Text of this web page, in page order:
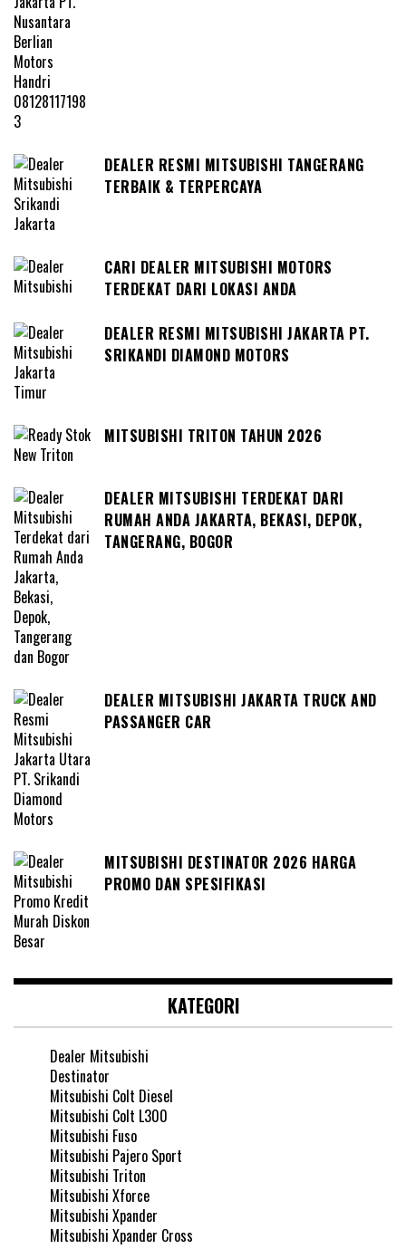
DEALER RESMI MITSUBISHI TANGERANG
TERBAIK & TERPERCAYA
CARI DEALER MITSUBISHI MOTORS
TERDEKAT DARI LOKASI ANDA
DEALER RESMI MITSUBISHI JAKARTA PT.
SRIKANDI DIAMOND MOTORS
MITSUBISHI TRITON TAHUN 2026
DEALER MITSUBISHI TERDEKAT DARI
RUMAH ANDA JAKARTA, BEKASI, DEPOK,
TANGERANG, BOGOR
DEALER MITSUBISHI JAKARTA TRUCK AND
PASSANGER CAR
MITSUBISHI DESTINATOR 2026 HARGA
PROMO DAN SPESIFIKASI
KATEGORI
Dealer Mitsubishi
Destinator
Mitsubishi Colt Diesel
Mitsubishi Colt L300
Mitsubishi Fuso
Mitsubishi Pajero Sport
Mitsubishi Triton
Mitsubishi Xforce
Mitsubishi Xpander
Mitsubishi Xpander Cross